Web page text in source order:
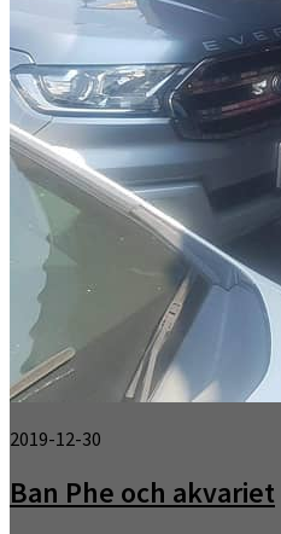
2019-12-30
Ban Phe och akvariet